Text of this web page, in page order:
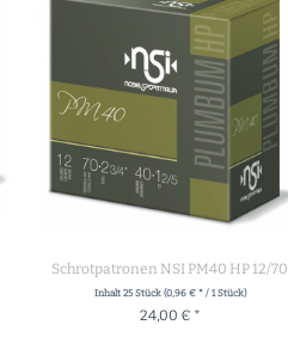
Schrotpatronen NSI PM40 HP 12/70
Inhalt 25 Stück (0,96 € * / 1 Stück)
24,00 € *